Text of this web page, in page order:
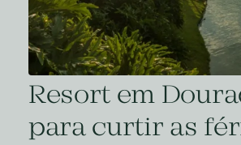
Resort em
para curtir as